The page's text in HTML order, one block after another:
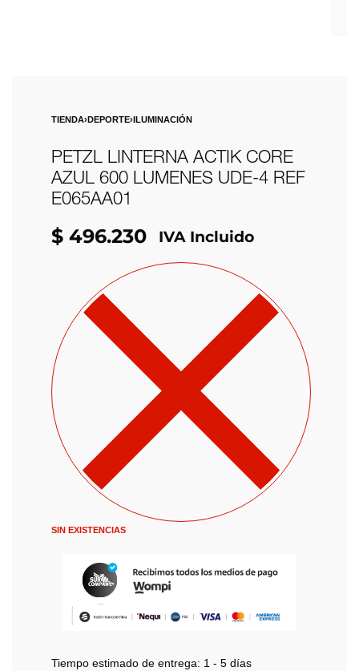
TIENDA›DEPORTE›ILUMINACIÓN
PETZL LINTERNA ACTIK CORE
AZUL 600 LUMENES UDE-4 REF
E065AA01
$ 496.230 IVA Incluido
SIN EXISTENCIAS
Tiempo estimado de entrega: 1 - 5 días